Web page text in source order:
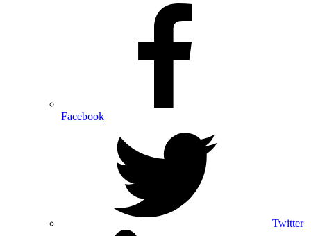
Facebook
Twitter